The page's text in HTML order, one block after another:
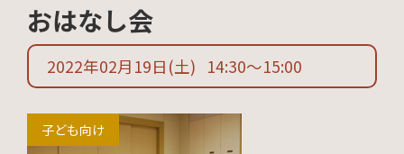
おはなし会
2022年02月19日 (土) 14:30〜15:00
子ども向け